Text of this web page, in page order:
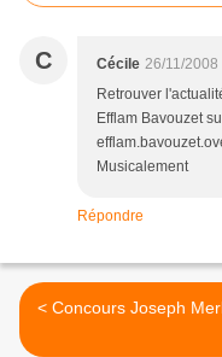
C Cécile 26/11/2008
Retrouver
Efflam Bavouzet
Musicalement
Répondre
< Concours Joseph